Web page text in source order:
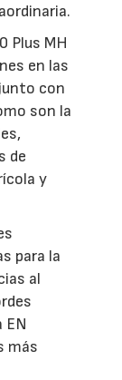
Plus MH
en las
con
son la
de
y
para la
al
EN
más